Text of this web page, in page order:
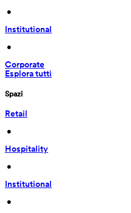
•
Institutional
•
Corporate
Esplora tutti
Spazi
Retail
•
Hospitality
•
Institutional
•